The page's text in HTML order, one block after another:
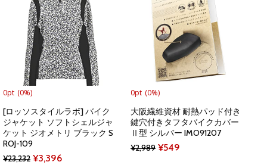
0pt (0%)
[ロッソスタイルラボ] バイク
ジャケット ソフトシェルジャ
ケット ジオメトリ ブラック S
ROJ-109
¥23,232 Original
¥3,396Current
0pt (0%)
大阪繊維資材 耐熱パッド付き
鍵穴付きタフタバイクカバー
Ⅱ型 シルバー IMO91207
¥2,989 Original
¥549